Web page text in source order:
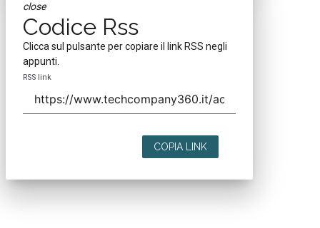
close
Codice Rss
Clicca sul pulsante per copiare il link RSS negli
appunti.
RSS link
COPIA LINK